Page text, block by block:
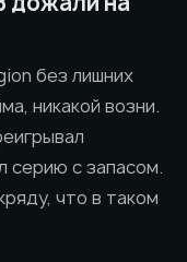
без лишних
никакой возни.
серию с запасом.
что в таком